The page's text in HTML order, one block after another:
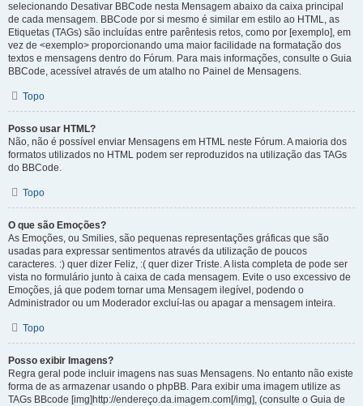
selecionando Desativar BBCode nesta Mensagem abaixo da caixa principal
de cada mensagem. BBCode por si mesmo é similar em estilo ao HTML, as
Etiquetas (TAGs) são incluídas entre parêntesis retos, como por [exemplo], em
vez de <exemplo> proporcionando uma maior facilidade na formatação dos
textos e mensagens dentro do Fórum. Para mais informações, consulte o Guia
BBCode, acessível através de um atalho no Painel de Mensagens.
Topo
Posso usar HTML?
Não, não é possível enviar Mensagens em HTML neste Fórum. A maioria dos
formatos utilizados no HTML podem ser reproduzidos na utilização das TAGs
do BBCode.
Topo
O que são Emoções?
As Emoções, ou Smilies, são pequenas representações gráficas que são
usadas para expressar sentimentos através da utilização de poucos
caracteres. :) quer dizer Feliz, :( quer dizer Triste. A lista completa de pode ser
vista no formulário junto à caixa de cada mensagem. Evite o uso excessivo de
Emoções, já que podem tornar uma Mensagem ilegível, podendo o
Administrador ou um Moderador excluí-las ou apagar a mensagem inteira.
Topo
Posso exibir Imagens?
Regra geral pode incluir imagens nas suas Mensagens. No entanto não existe
forma de as armazenar usando o phpBB. Para exibir uma imagem utilize as
TAGs BBcode [img]http://endereço.da.imagem.com[/img], (consulte o Guia de